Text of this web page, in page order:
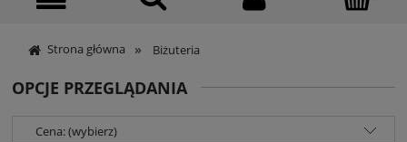
Strona główna » Biżuteria
OPCJE PRZEGLĄDANIA
Cena: (wybierz)